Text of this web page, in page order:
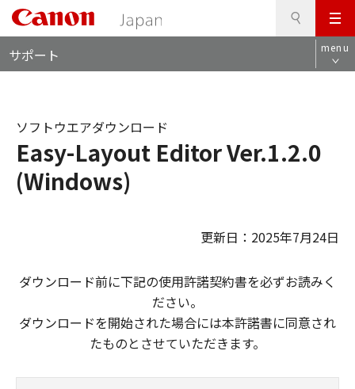
メ
ニ
ュ
サポート menu
Easy-Layout Editor Ver.1.2.0
(Windows)
ソフトウエアダウンロード
更新日：2025年7月24日
ダウンロード前に下記の使用許諾契約書を必ずお読みく
ださい。
ダウンロードを開始された場合には本許諾書に同意され
たものとさせていただきます。